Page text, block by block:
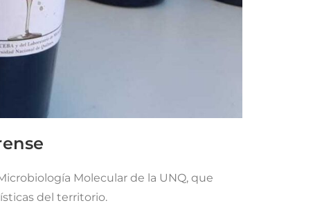
Molecular de la UNQ, que
del territorio.